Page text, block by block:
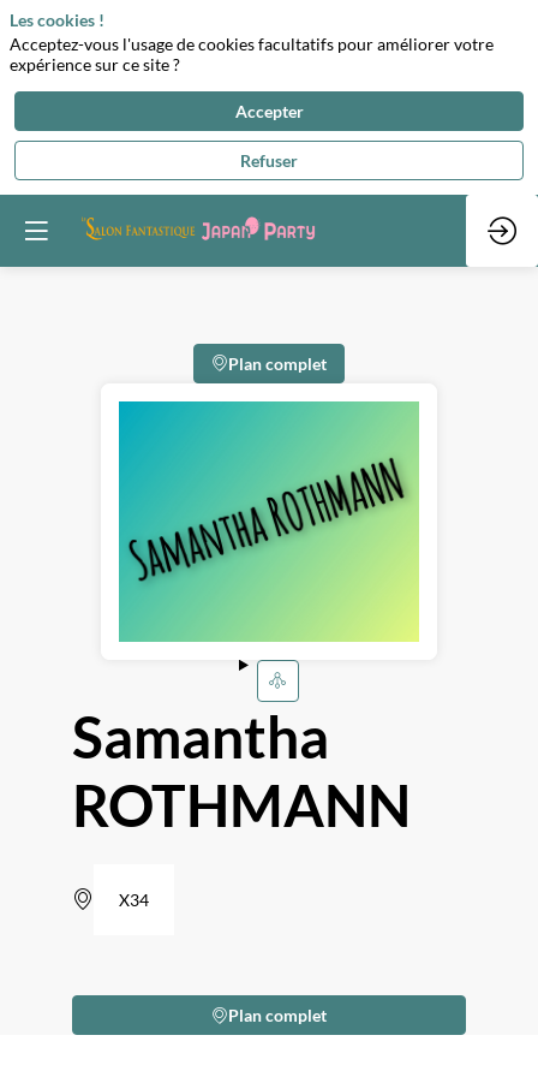
Plan complet
Samantha
ROTHMANN
X34
Plan complet
Les cookies !
Acceptez-vous l'usage de cookies facultatifs pour améliorer votre
expérience sur ce site ?
Accepter
Refuser